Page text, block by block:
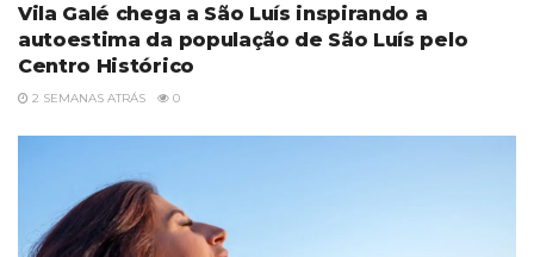
Vila Galé chega a São Luís inspirando a
autoestima da população de São Luís pelo
Centro Histórico
2 SEMANAS ATRÁS 0